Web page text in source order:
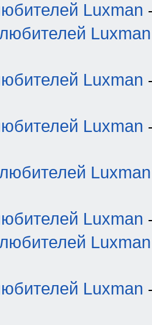
Luxman
Luxman
Luxman
Luxman
Luxman
Luxman
Luxman
Luxman